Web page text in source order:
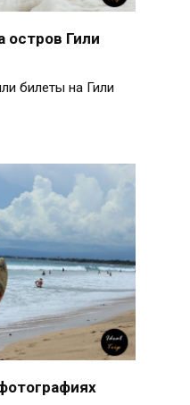
остров Гили
билеты на Гили